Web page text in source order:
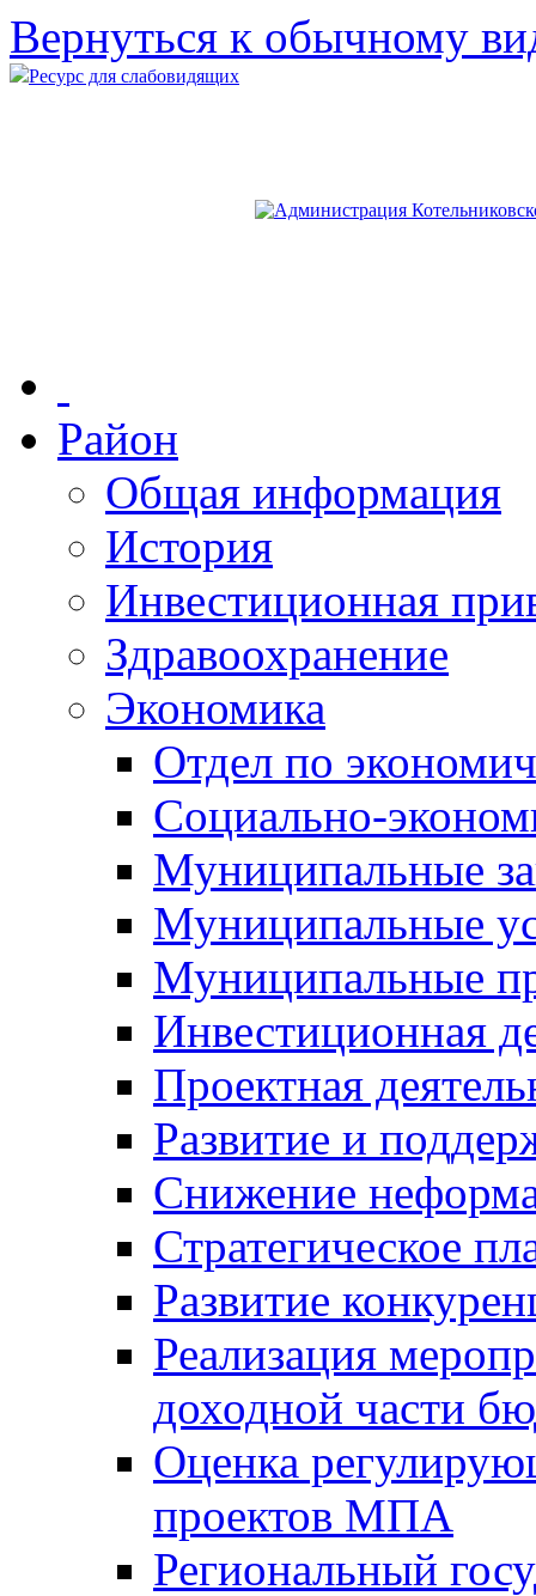
Вернуться к обычному
Ресурс для слабовидящих
Район
Общая информация
История
Инвестиционная
Здравоохранение
Экономика
Отдел по
Социально-
Муниципальные
Муниципальные
Муниципальные
Инвестиционная
Проектная
Развитие и
Снижение
Стратегическое
Развитие
Реализация
доходной части
Оценка
проектов МПА
Региональный